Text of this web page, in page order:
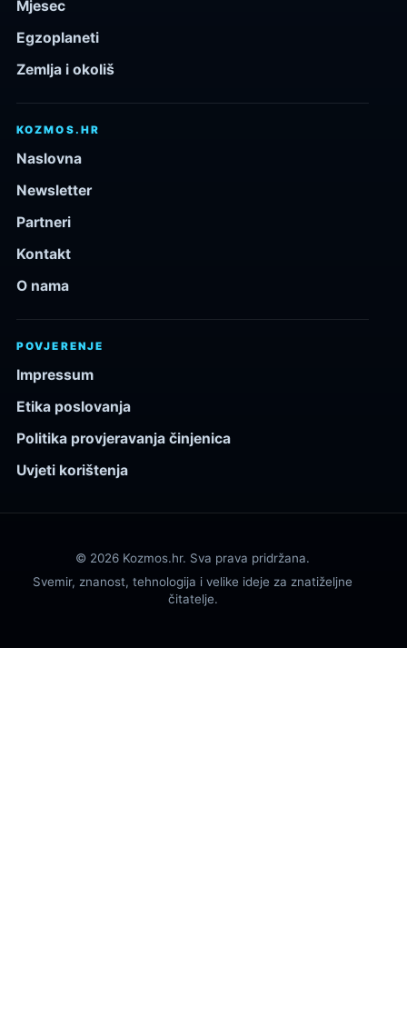
Mjesec
Egzoplaneti
Zemlja i okoliš
KOZMOS.HR
Naslovna
Newsletter
Partneri
Kontakt
O nama
POVJERENJE
Impressum
Etika poslovanja
Politika provjeravanja činjenica
Uvjeti korištenja
© 2026 Kozmos.hr. Sva prava pridržana.
Svemir, znanost, tehnologija i velike ideje za znatiželjne
čitatelje.